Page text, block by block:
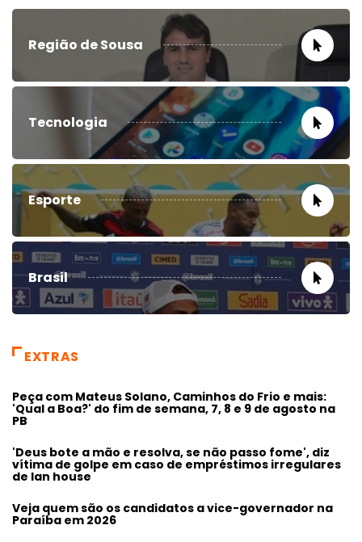
Região de Sousa
Tecnologia
Esporte
Brasil
EXTRAS
Peça com Mateus Solano, Caminhos do Frio e mais:
'Qual a Boa?' do fim de semana, 7, 8 e 9 de agosto na
PB
'Deus bote a mão e resolva, se não passo fome', diz
vítima de golpe em caso de empréstimos irregulares
de lan house
Veja quem são os candidatos a vice-governador na
Paraíba em 2026